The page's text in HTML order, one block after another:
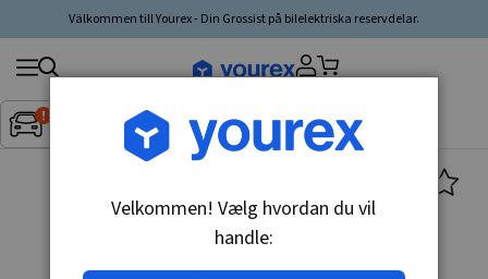
Välkommen till Yourex - Din Grossist på bilelektriska reservdelar.
Inget fordon valt▼
Søg
produkt,
producent,
Velkommen! Vælg hvordan du vil
handle: